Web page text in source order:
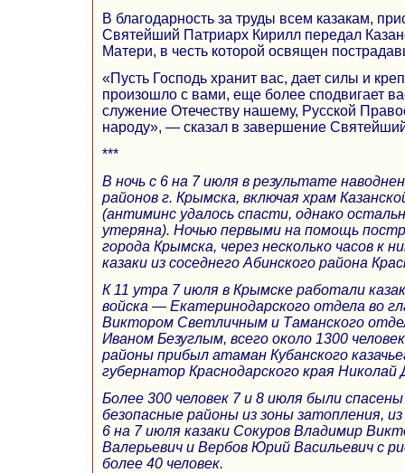
В благодарность за труды всем казакам,
Святейший Патриарх Кирилл передал
Матери, в честь которой освящен
«Пусть Господь хранит вас, дает силы и
произошло с вами, еще более сподвигает
служение Отечеству нашему, Русской
народу», — сказал в завершение
***
В ночь с 6 на 7 июля в результате
районов г. Крымска, включая храм
(антиминс удалось спасти, однако
утеряна). Ночью первыми на помощь
города Крымска, через несколько часов к
казаки из соседнего Абинского района
К 11 утра 7 июля в Крымске работали
войска — Екатеринодарского отдела во
Виктором Светличным и Таманского
Иваном Безуглым, всего около 1300
районы прибыл атаман Кубанского
губернатор Краснодарского края Николай
Более 300 человек 7 и 8 июля были
безопасные районы из зоны затопления, из
6 на 7 июля казаки Сокуров Владимир
Валерьевич и Вербов Юрий Васильевич с
более 40 человек.